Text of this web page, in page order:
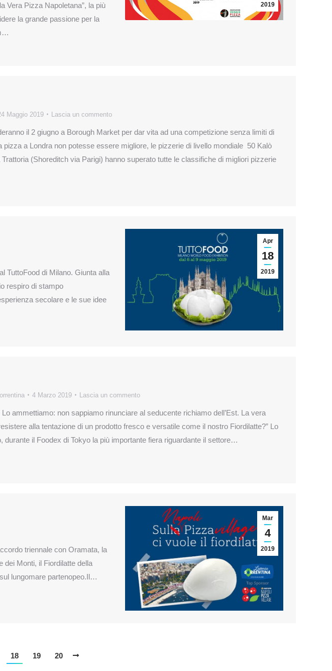
Vera Pizza Napoletana”, la più
la grande passione per la
2019
Maggio 2019 Lascia un commento
il 2 giugno a Borough Market per dar vita ad una competizione senza limiti di
pizza a Londra non potesse essere migliore, le pizzerie di livello mondiale 50 Kalò
(Shoreditch via Parigi) hanno superato tutte le classifiche di migliori pizzerie
TuttoFood di Milano. Giunta alla
respiro di stampo
secolare e le sue idee
Apr
18
2019
4 Marzo 2019 Lascia un commento
ammettiamo: non sappiamo rinunciare al seducente richiamo dell’Est. La vera
alla tentazione di un prodotto fresco e versatile come il nostro Fiordilatte?” Lo
durante il Foodex di Tokyo la più importante fiera riguardante il settore…
triennale con Oramata, la
dei Monti, il Fiordilatte della
lungomare partenopeo.Il…
Mar
4
2019
18 19 20